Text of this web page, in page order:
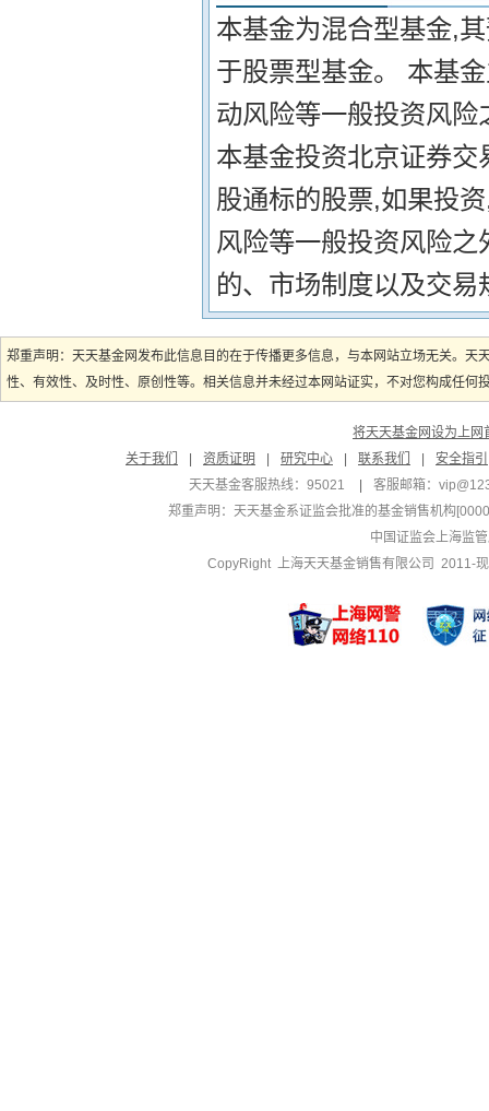
本基金为混合型基金,
于股票型基金。 本基
动风险等一般投资风
本基金投资北京证券
股通标的股票,如果投
风险等一般投资风险
的、市场制度以及交
郑重声明：天天基金网发布此信息目的在于传播更多信息，与本网站立场无关。
性、有效性、及时性、原创性等。相关信息并未经过本网站证实，不对您构成任
将天天基金网设为上网
关于我们
资质证明 研究中心 联系我们
安全指引
天天基金客服热线：95021
客服邮箱：
郑重声明： 天天基金系证监会批准的基金销售机构
中国证监会上海监
CopyRight 上海天天基金销售有限公司 2011-